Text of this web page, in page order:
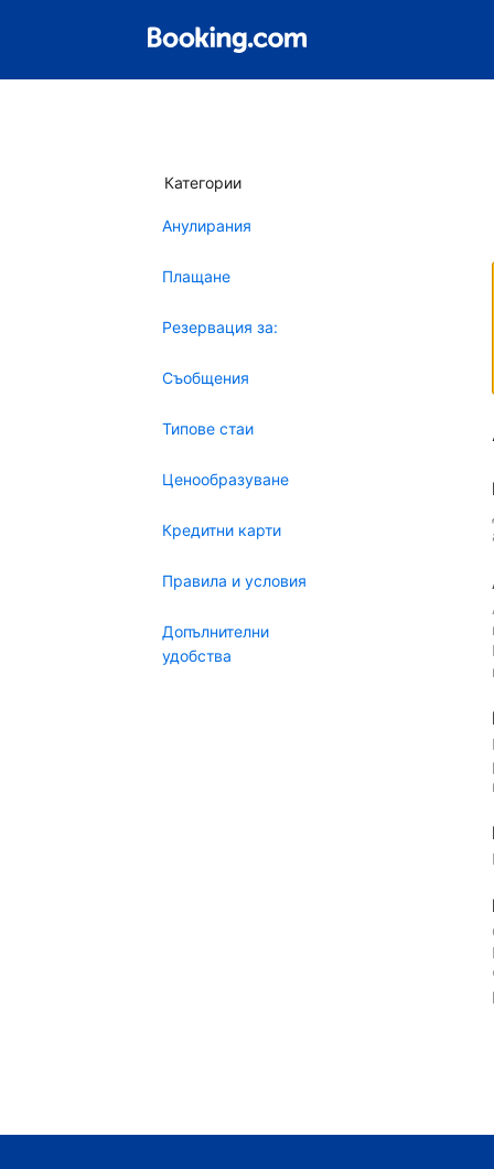
Категории
Анулирания
Плащане
Резервация за:
Съобщения
Типове стаи
Ценообразуване
Кредитни карти
Правила и условия
Допълнителни
удобства